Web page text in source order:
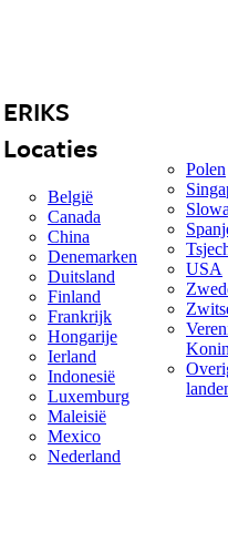
ERIKS
Locaties
België
Canada
China
Denemarken
Duitsland
Finland
Frankrijk
Hongarije
Ierland
Indonesië
Luxemburg
Maleisië
Mexico
Nederland
Polen
USA